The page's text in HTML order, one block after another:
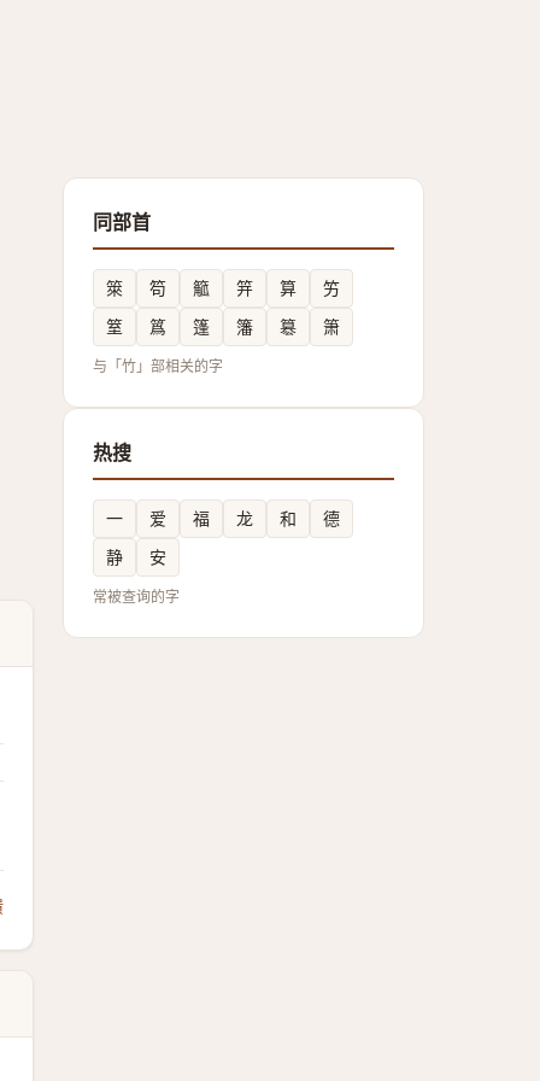
同部首
箂 笱 䉉 笄 算
竻
䇪
䈧 篷 籓 簒 箫
与「竹」部相关的字
热搜
一 爱 福 龙 和
德
静
安
常被查询的字